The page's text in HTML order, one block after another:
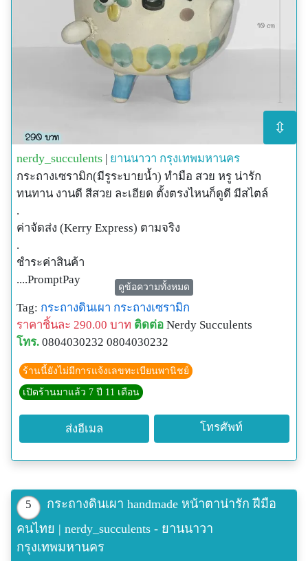
⇳
nerdy_succulents ยานนาวา กรุงเทพมหานคร
กระถางเซรามิก(มีรูระบายน้ำ) ทำมือ สวย หรู น่ารัก
ทนทาน งานดี สีสวย ละเอียด ตั้งตรงไหนก็ดูดี มีสไตล์
.
ค่าจัดส่ง (Kerry Express) ตามจริง
.
ชำระค่าสินค้า
....PromptPay
....โอนเงินผ่านบัญชีธนาคาร (ที่ไม่ใช่กสิกรฯ)
....บัตรเครดิต/เดบิต (แจ้งด้วยนะคะ)
____________________________________________
______
มาเป็นเพื่อนกับ Nerdy Succulents กันนะคะ
Line : @nerdy-succulents
Instagram : nerdy_succulents
Facebook : nerdysucculents
ดูข้อความทั้งหมด
Tag: กระถางดินเผา กระถางเซรามิก
ราคาชิ้นละ 290.00 บาท ติดต่อ Nerdy Succulents
โทร. 0804030232 0804030232
ร้านนี้ยังไม่มีการแจ้งเลขทะเบียนพานิชย์
เปิดร้านมาแล้ว 7 ปี 11 เดือน
ส่งอีเมล โทรศัพท์
5
กระถางดินเผา handmade หน้าตาน่ารัก ฝีมือ
คนไทย | nerdy_succulents - ยานนาวา
กรุงเทพมหานคร